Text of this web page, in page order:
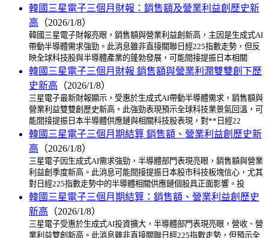
韓國三星電子三個月財報：銷售額及營業利益創歷史新
高 （2026/1/8）
韓國三星電子財報亮眼，銷售額與營業利益創新高，主因是生成式AI
帶動半導體需求強勁。此消息雖非直接關聯日經225指數走勢，但反
映全球科技股與半導體產業的蓬勃發展，可能間接提振日本相關
韓國三星電子三個月財報 銷售額與營業利潤雙雙創下歷
史新高 （2026/1/8）
三星電子最新財報顯示，受惠於生成式AI帶動半導體需求，銷售額與
營業利益雙雙創歷史新高。此強勁表現預示全球科技業景氣回溫，可
能間接提振日本半導體供應鏈與相關科技股表現，對**日經22
韓國三星電子三個月期結算 銷售額、營業利益創歷史新
高 （2026/1/8）
三星電子因生成式AI需求強勁，半導體部門表現亮眼，銷售額與營業
利益創季度新高。此消息可能間接提振日本股市科技板塊信心，尤其
對日經225指數走勢中的半導體相關供應鏈個股具正面影響。投
韓國三星電子三個月期結算：銷售額、營業利益創歷史
新高 （2026/1/8）
三星電子受惠於生成式AI投資擴大，半導體部門表現亮眼，營收、營
業利益雙創新高。此消息雖非直接關聯日經225指數走勢，但預示全